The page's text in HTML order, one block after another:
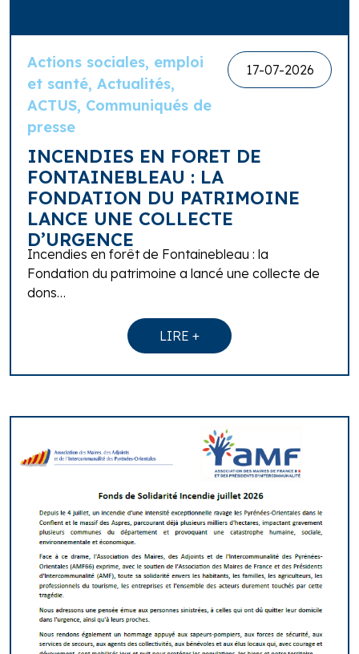
Actions sociales, emploi
et santé, Actualités,
ACTUS, Communiqués de
presse
17-07-2026
INCENDIES EN FORET DE
FONTAINEBLEAU : LA
FONDATION DU PATRIMOINE
LANCE UNE COLLECTE
D’URGENCE
Incendies en forêt de Fontainebleau : la
Fondation du patrimoine a lancé une collecte de
dons…
LIRE +